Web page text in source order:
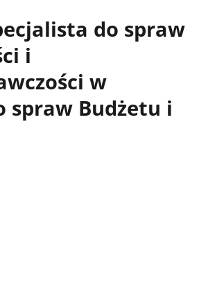
do spraw
i
w
spraw Budżetu i